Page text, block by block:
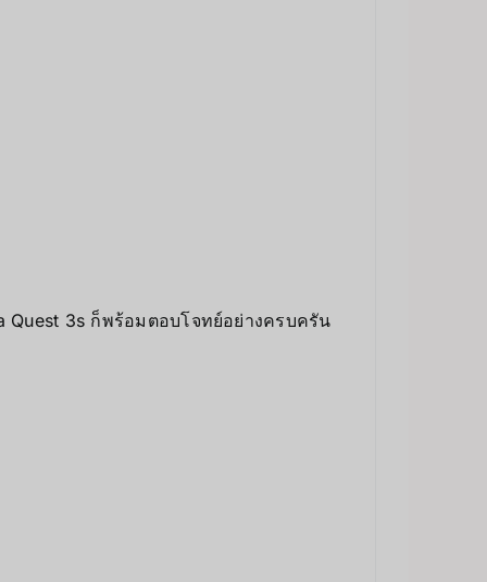
Quest 3s ก็พร้อมตอบโจทย์อย่างครบครัน